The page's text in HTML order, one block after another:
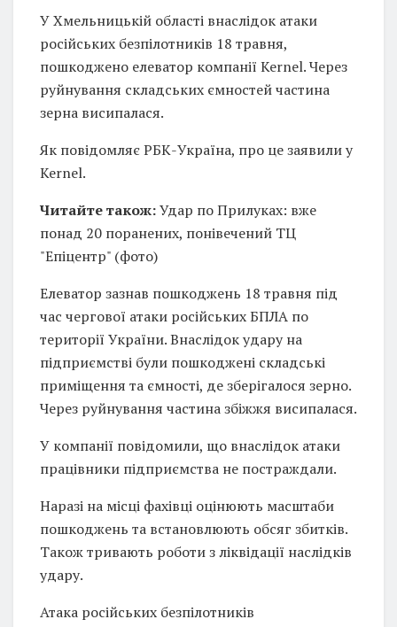
У Хмельницькій області внаслідок атаки
російських безпілотників 18 травня,
пошкоджено елеватор компанії Kernel. Через
руйнування складських ємностей частина
зерна висипалася.
Як повідомляє РБК-Україна, про це заявили у
Kernel.
Читайте також:Удар по Прилуках: вже
понад 20 поранених, понівечений ТЦ
"Епіцентр" (фото)
Елеватор зазнав пошкоджень 18 травня під
час чергової атаки російських БПЛА по
території України. Внаслідок удару на
підприємстві були пошкоджені складські
приміщення та ємності, де зберігалося зерно.
Через руйнування частина збіжжя висипалася.
У компанії повідомили, що внаслідок атаки
працівники підприємства не постраждали.
Наразі на місці фахівці оцінюють масштаби
пошкоджень та встановлюють обсяг збитків.
Також тривають роботи з ліквідації наслідків
удару.
Атака російських безпілотників